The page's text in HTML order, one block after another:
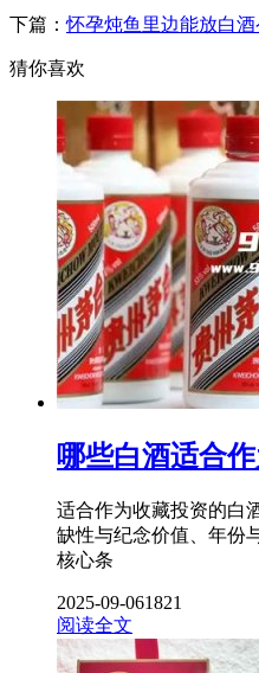
下篇：怀孕炖鱼里边能放白酒
猜你喜欢
哪些白酒适合
适合作为收藏投资的白
缺性与纪念价值、年份
核心条
2025-09-061821
阅读全文